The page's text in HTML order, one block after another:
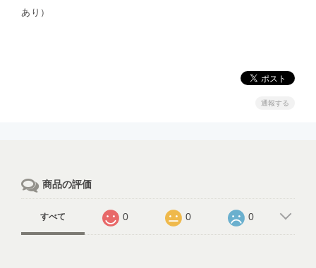
あり）
通報する
商品の評価
すべて 0 0 0